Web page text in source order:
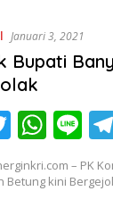
A
p
Januari 3, 2021
Bupati
T
w
itt
W
h
at
Li
n
e
– PK
Betung kini